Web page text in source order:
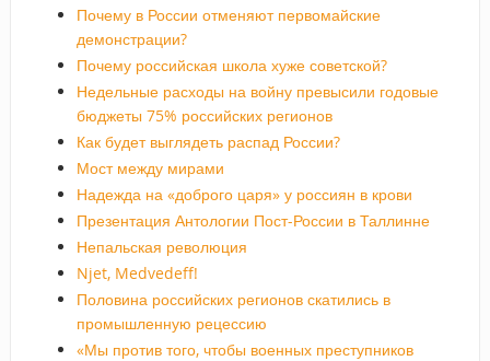
Почему в России отменяют первомайские
демонстрации?
Почему российская школа хуже советской?
Недельные расходы на войну превысили годовые
бюджеты 75% российских регионов
Как будет выглядеть распад России?
Мост между мирами
Надежда на «доброго царя» у россиян в крови
Презентация Антологии Пост-России в Таллинне
Непальская революция
Njet, Medvedeff!
Половина российских регионов скатились в
промышленную рецессию
«Мы против того, чтобы военных преступников